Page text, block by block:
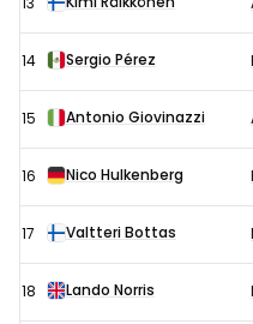
14 Sergio Pérez
15 Antonio Giovinazzi
16 Nico Hulkenberg
17 Valtteri Bottas
18 Lando Norris